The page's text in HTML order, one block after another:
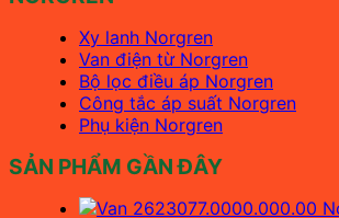
Xy lanh Norgren
Van điện từ Norgren
Bộ lọc điều áp Norgren
Công tắc áp suất Norgren
Phụ kiện Norgren
SẢN PHẨM GẦN ĐÂY